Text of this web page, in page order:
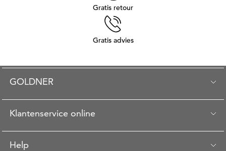
Gratis retour
Gratis advies
GOLDNER
Klantenservice online
Help